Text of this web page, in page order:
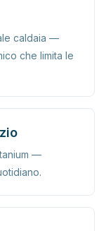
caldaia —
che limita le
—